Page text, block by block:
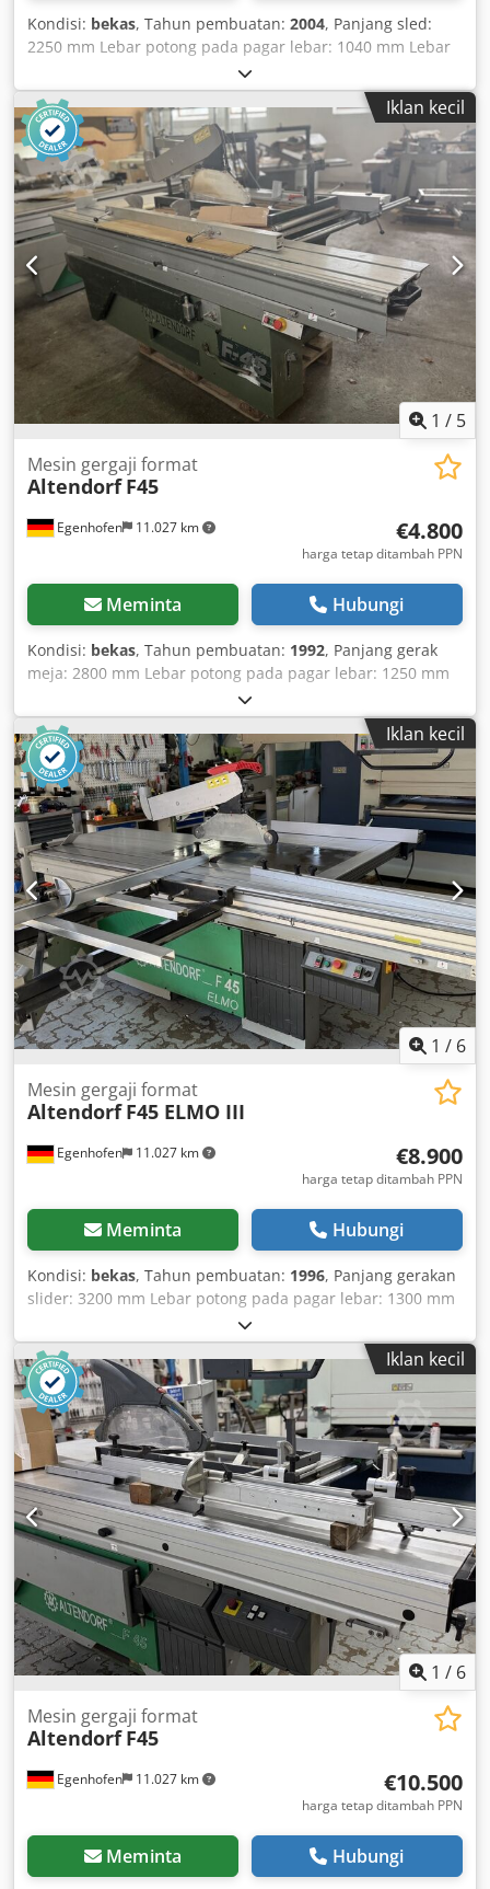
Kondisi: bekas, Tahun pembuatan: 2004, Panjang sled:
2250 mm Lebar potong pada pagar lebar: 1040 mm Lebar
potong pada pagar lintang: 2900 mm Kedalaman potong:
154 mm Skor: ya Penyesuaian ketinggian mata gergaji:
elektrik / kontrol posisi Penyesuaian kemiringan mata
gergaji: elektrik / kontrol posisi Penyesuaian pagar lebar:
elektrik / kontrol posisi Chjdpfxey Ai I Nj Agmsa
Penyesuaian pagar lintang: manual Tampilan sudut mata
gergaji: tampilan digital Tampilan tinggi potongan:
tampilan digital Tampilan pagar lebar: tampilan digital
Tampilan penggaris meteran lintang: tampilan digital
Penggaris lintang dengan fungsi potong kemiringan: ya
Diameter mata gergaji: 450 mm Kecepatan putar: 4 Daya
motor: 5,5 kW Koneksi ekstraksi: 80 dan 120 mm Panjang
mesin: 2200 mm Lebar mesin: 2000 mm Berat: 1200 kg
Iklan kecil
1 / 5
Egenhofen 11.027 km
Mesin gergaji format
Altendorf F45
€4.800
harga tetap ditambah PPN
Meminta Hubungi
Kondisi: bekas, Tahun pembuatan: 1992, Panjang gerak
meja: 2800 mm Lebar potong pada pagar lebar: 1250 mm
Lebar potong pada pagar pemotong melintang: 2800 mm
Kedalaman potong: 145 mm Pencetak alur: tidak
Pengaturan ketinggian mata gergaji: manual / hidrolik
Chjdpfx Ageyrlzismoa Pengaturan miring mata gergaji:
manual / hidrolik Pengaturan pagar lebar: manual Indikasi
sudut mata gergaji: skala Indikasi tinggi potongan: -
Indikasi pagar lebar: skala Indikasi penggaris pemotong
melintang: skala Diameter mata gergaji: Kecepatan putar:
4 Daya motor: 5,5 kW Rem motor: ya Koneksi ekstraksi: 80
mm dan 120 mm Panjang mesin: 3000 mm Lebar mesin:
1700 mm Berat: 1000 kg
Iklan kecil
1 / 6
Egenhofen 11.027 km
Mesin gergaji format
Altendorf F45 ELMO III
€8.900
harga tetap ditambah PPN
Meminta Hubungi
Kondisi: bekas, Tahun pembuatan: 1996, Panjang gerakan
slider: 3200 mm Lebar potong pada pagar lebar: 1300 mm
Codpfx Ageyq Rz Sjmeha Lebar potong pada pagar potong:
3200 mm Kedalaman potong: 145 mm Skor: tidak ada
Penyesuaian ketinggian mata gergaji: elektrik Penyesuaian
kemiringan mata gergaji: elektrik Penyesuaian pagar lebar:
elektrik Penyesuaian pagar potong: manual Tampilan
sudut mata gergaji: tampilan digital Tampilan tinggi
potong: - Tampilan pagar lebar: tampilan digital Tampilan
pagar potong: skala Diameter mata gergaji: 450 mm
Kecepatan putar: 4 Daya motor: 5,5 kW Koneksi ekstraksi:
80 dan 120 mm Panjang mesin: 4000 mm Lebar mesin:
2200 mm Berat: 1200 kg
Iklan kecil
1 / 6
Egenhofen 11.027 km
Mesin gergaji format
Altendorf F45
€10.500
harga tetap ditambah PPN
Meminta Hubungi